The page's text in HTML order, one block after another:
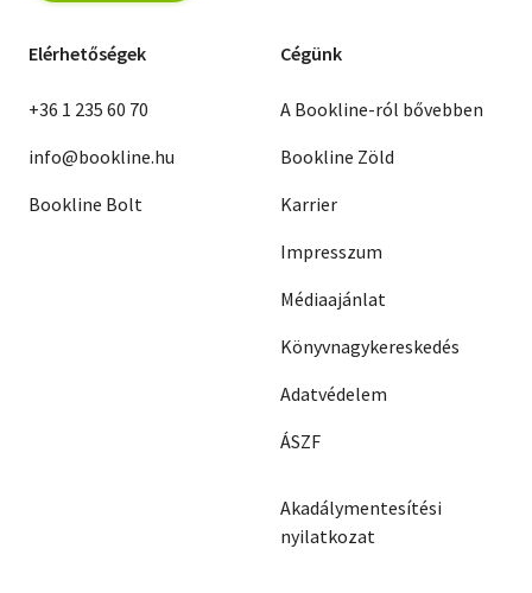
Elérhetőségek
+36 1 235 60 70
info@bookline.hu
Bookline Bolt
Cégünk
A Bookline-ról bővebben
Bookline Zöld
Karrier
Impresszum
Médiaajánlat
Könyvnagykereskedés
Adatvédelem
ÁSZF
Akadálymentesítési
nyilatkozat